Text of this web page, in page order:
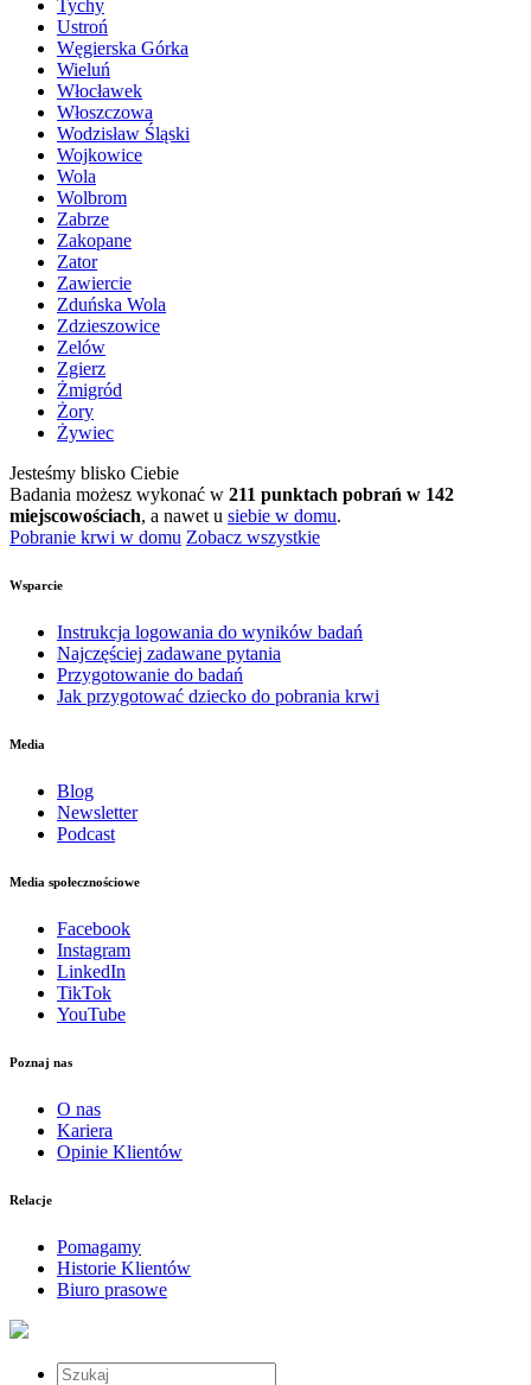
Tychy
Ustroń
Węgierska Górka
Wieluń
Włocławek
Włoszczowa
Wodzisław Śląski
Wojkowice
Wola
Wolbrom
Zabrze
Zakopane
Zator
Zawiercie
Zduńska Wola
Zdzieszowice
Zelów
Zgierz
Żmigród
Żory
Żywiec
Jesteśmy blisko Ciebie
Badania możesz wykonać w 211 punktach pobrań w 142
miejscowościach, a nawet u siebie w domu.
Pobranie krwi w domu Zobacz wszystkie
Wsparcie
Instrukcja logowania do wyników badań
Najczęściej zadawane pytania
Przygotowanie do badań
Jak przygotować dziecko do pobrania krwi
Media
Blog
Newsletter
Podcast
Media społecznościowe
Facebook
Instagram
LinkedIn
TikTok
YouTube
Poznaj nas
O nas
Kariera
Opinie Klientów
Relacje
Pomagamy
Historie Klientów
Biuro prasowe